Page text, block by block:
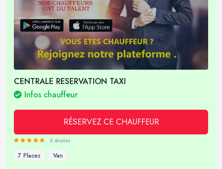
CENTRALE RESERVATION TAXI
Infos chauffeur
RÉSERVEZ CE CHAUFFEUR
5 étoiles
7 Places Van